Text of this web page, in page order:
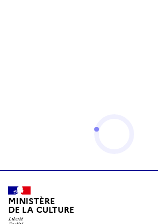
MINISTÈRE
DE LA CULTURE